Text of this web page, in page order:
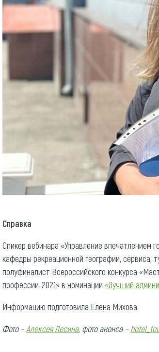
Справка
Спикер вебинара «Управление впечатлением
кафедры рекреационной географии, сервиса,
полуфиналист Всероссийского конкурса
профессии-2021» в номинации «Лучший
Информацию подготовила Елена Михова.
Фото – Алексея Лесина, фото анонса –